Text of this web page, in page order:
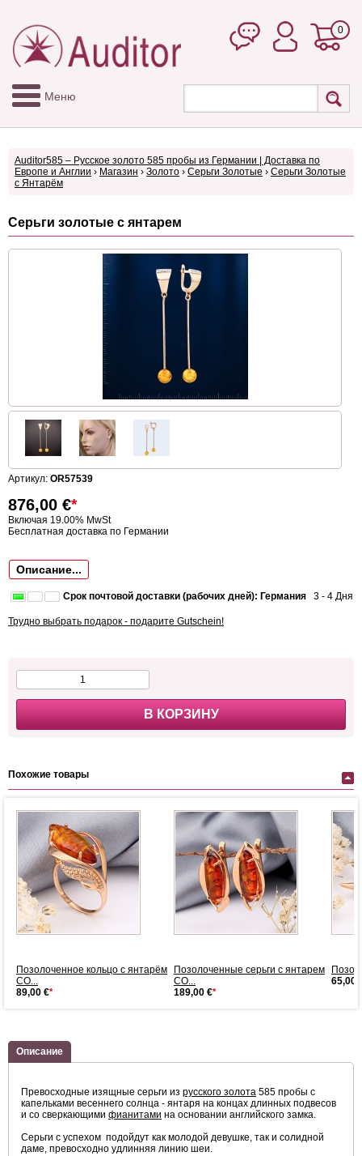
0
Меню
Auditor585 – Русское золото 585 пробы из Германии | Доставка по
Европе и Англии › Магазин › Золото › Серьги Золотые › Серьги Золотые
с Янтарём
Серьги золотые с янтарем
Артикул: OR57539
876,00 €*
Включая 19.00% MwSt
Бесплатная доставка по Германии
Описание...
Срок почтовой доставки (рабочих дней): Германия 3 - 4 Дня
Трудно выбрать подарок - подарите Gutschein!
В КОРЗИНУ
Похожие товары
Позолоченное кольцо с янтарём
СО...
89,00 €*
Позолоченные серьги с янтарем
СО...
189,00 €*
65,00
Описание
Превосходные изящные серьги из русского золота 585 пробы с
капельками весеннего солнца - янтаря на концах длинных подвесов
и со сверкающими фианитами на основании английского замка.
Серьги с успехом подойдут как молодой девушке, так и солидной
даме, превосходно удлинняя линию шеи.